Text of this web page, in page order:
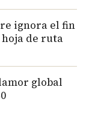
ignora el fin
de ruta
global